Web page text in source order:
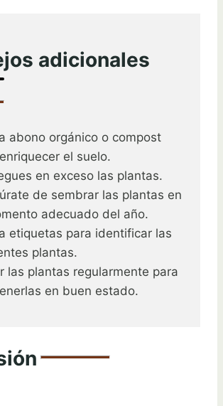
adicionales
abono orgánico o compost
el suelo.
en exceso las plantas.
de sembrar las plantas en
adecuado del año.
etiquetas para identificar las
plantas.
las plantas regularmente para
en buen estado.